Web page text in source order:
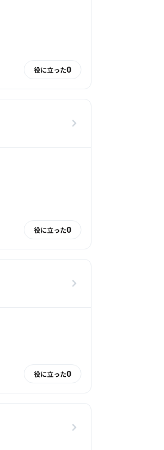
役に立った0
役に立った0
役に立った0